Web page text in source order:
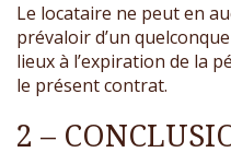
Le locataire ne peut en
prévaloir d’un
lieux à l’expiration de la
le présent contrat.
2 –